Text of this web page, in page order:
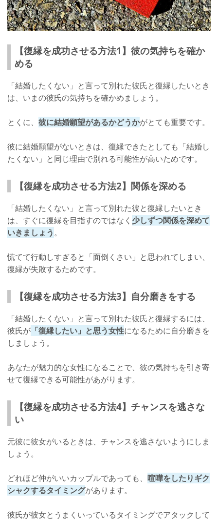
【復縁を成功させる方法1】彼の気持ちを確か
める
「結婚したくない」と言って別れた彼氏と復縁したいとき
は、いまの彼氏の気持ちを確かめましょう。
とくに、 彼に結婚願望があるかどうかがとても重要です。
彼に結婚願望がないときは、復縁できたとしても「結婚し
たくない」と同じ理由で別れる可能性が高いためです。
【復縁を成功させる方法2】関係を深める
「結婚したくない」と言って別れた彼と復縁したいとき
は、すぐに復縁を目指すのではなく 少しずつ関係を深めて
いきましょう。
慌てて行動しすぎると「面倒くさい」と思われてしまい、
復縁が失敗するためです。
【復縁を成功させる方法3】自分磨きをする
「結婚したくない」と言って別れた彼氏と復縁するには、
彼氏が 「復縁したい」と思う女性になるために自分磨きを
しましょう。
あなたが魅力的な女性になることで、彼の気持ちを引き寄
せて復縁できる可能性があがります。
【復縁を成功させる方法4】チャンスを逃さな
い
元彼に彼女がいるときは、チャンスを逃さないようにしま
しょう。
どれほど仲がいいカップルであっても、 喧嘩をしたりギク
シャクするタイミングがあります。
彼氏が彼女とうまくいっているタイミングでアタックして